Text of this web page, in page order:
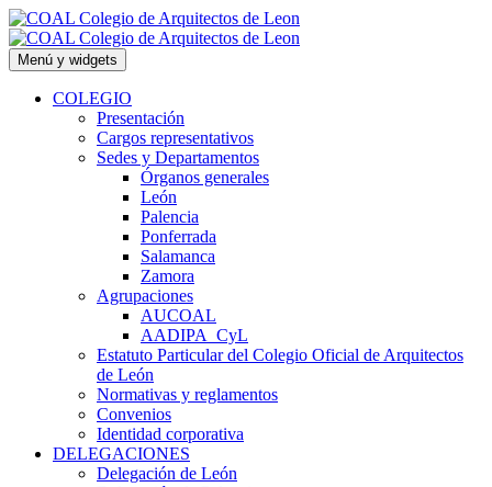
Saltar
al
contenido
Menú y widgets
COLEGIO
Presentación
Cargos representativos
Sedes y Departamentos
Órganos generales
León
Palencia
Ponferrada
Salamanca
Zamora
Agrupaciones
AUCOAL
AADIPA_CyL
Estatuto Particular del Colegio Oficial de Arquitectos
de León
Normativas y reglamentos
Convenios
Identidad corporativa
DELEGACIONES
Delegación de León